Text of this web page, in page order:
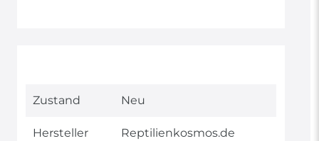
Technisches
Wert
Zustand Neu
Hersteller Reptilienkosmos.de